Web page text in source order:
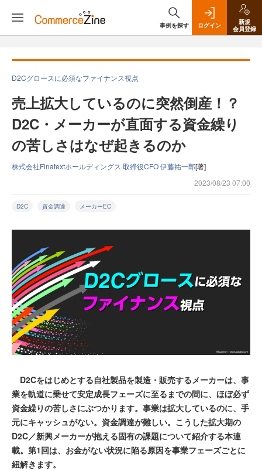
事例を探す ログイン
新規
会員登録
D2Cグロースに必須なファイナンス視点
売上拡大しているのに突然倒産！？
D2C・メーカーが直面する資金繰り
の苦しさはなぜ起きるのか
株式会社Finatextホールディングス 取締役CFO 伊藤祐一郎[著]
2023/08/23 07:00
D2C 資金調達 メーカーEC
D2Cをはじめとする自社製品を製造・販売するメーカーは、事
業を軌道に乗せて安定成長フェーズに至るまでの間に、ほぼ必ず
資金繰りの苦しさにぶつかります。事業は拡大しているのに、手
元にキャッシュがない。資金調達が難しい。こうした拡大期の
D2C／新興メーカーが抱える固有の課題について紹介する本連
載。第1回は、お金がない状況に陥る原因を事業フェーズごとに
紐解きます。